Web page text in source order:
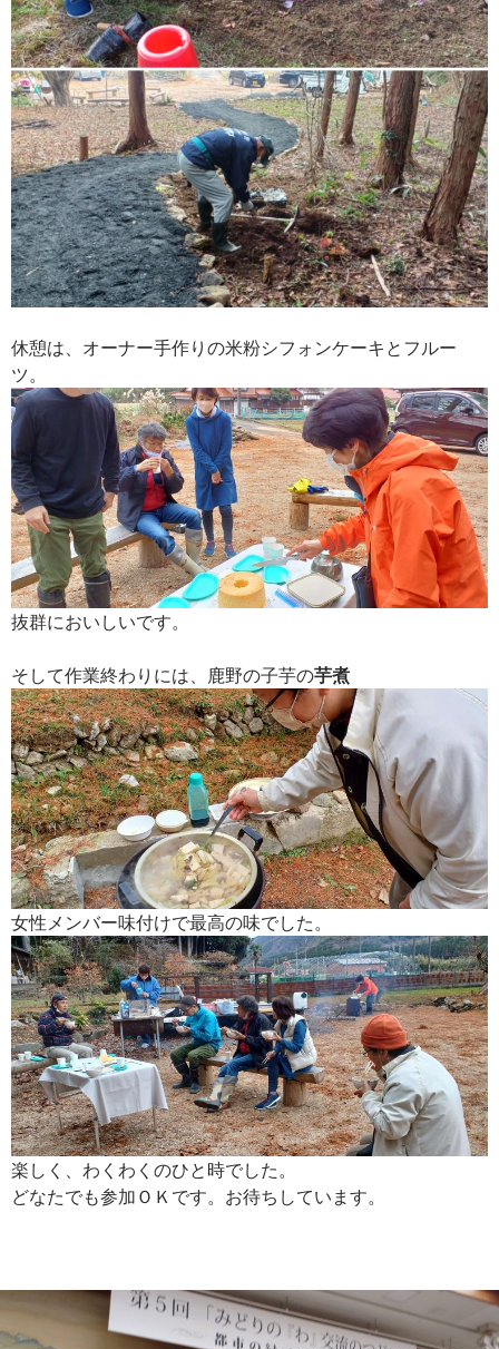
休憩は、オーナー手作りの米粉シフォンケーキとフルー
ツ。
抜群においしいです。
そして作業終わりには、鹿野の子芋の芋煮
女性メンバー味付けで最高の味でした。
楽しく、わくわくのひと時でした。
どなたでも参加ＯＫです。お待ちしています。